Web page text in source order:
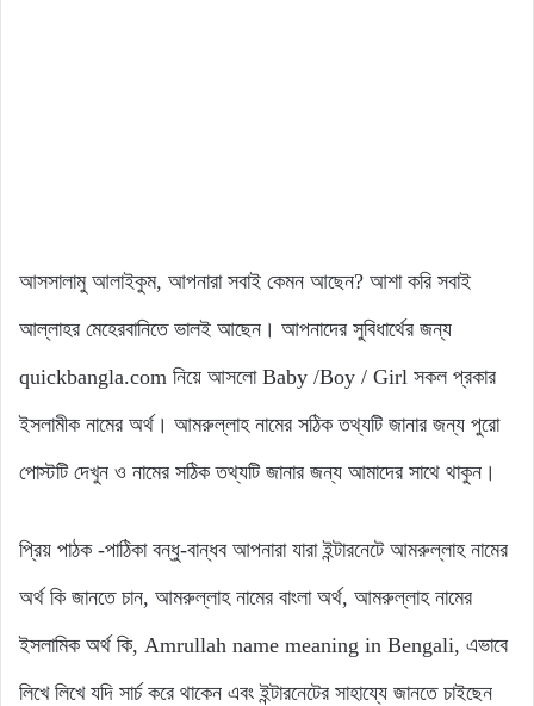
আসসালামু আলাইকুম, আপনারা সবাই কেমন আছেন? আশা করি সবাই
আল্লাহর মেহেরবানিতে ভালই আছেন। আপনাদের সুবিধার্থের জন্য
quickbangla.com নিয়ে আসলো Baby /Boy / Girl সকল প্রকার
ইসলামীক নামের অর্থ। আমরুল্লাহ নামের সঠিক তথ্যটি জানার জন্য পুরো
পোস্টটি দেখুন ও নামের সঠিক তথ্যটি জানার জন্য আমাদের সাথে থাকুন।
প্রিয় পাঠক -পাঠিকা বন্ধু-বান্ধব আপনারা যারা ইন্টারনেটে আমরুল্লাহ নামের
অর্থ কি জানতে চান, আমরুল্লাহ নামের বাংলা অর্থ, আমরুল্লাহ নামের
ইসলামিক অর্থ কি, Amrullah name meaning in Bengali, এভাবে
লিখে লিখে যদি সার্চ করে থাকেন এবং ইন্টারনেটের সাহায্যে জানতে চাইছেন